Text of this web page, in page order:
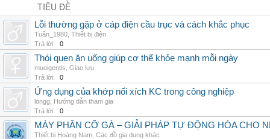
TIÊU ĐỀ
Lỗi thường gặp ở cáp điện cầu trục và cách khắc phục
Tuấn_1980 Thiết bị điện
Trả lời:
0
Thói quen ăn uống giúp cơ thể khỏe mạnh mỗi ngày
muoigentis Giao lưu
Trả lời:
0
Ứng dụng của khớp nối xích KC trong công nghiệp
longg Hướng dẫn tham gia
Trả lời:
0
MÁY PHÂN CỠ GÀ – GIẢI PHÁP TỰ ĐỘNG HÓA CHO
Thiết bị Hoàng Nam Các đồ gia dụng khác